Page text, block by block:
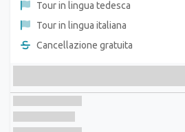
Tour in lingua tedesca
Tour in lingua italiana
Cancellazione gratuita